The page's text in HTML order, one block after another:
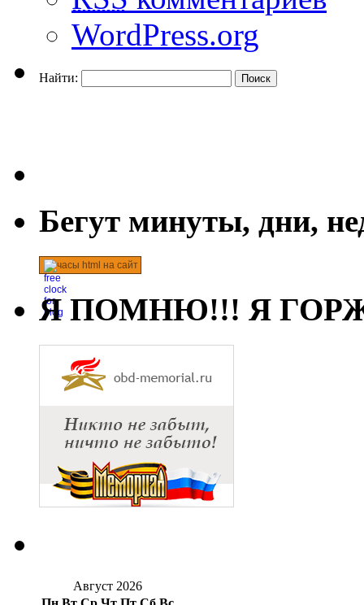
WordPress.org
Найти:
Бегут минуты, дни,
часы html на сайт
Я ПОМНЮ!!! Я
Август 2026